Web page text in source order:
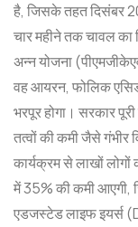
है, जिसके तहत दिसंबर
चार महीने तक चावल का
अन्न योजना
वह आयरन, फोलिक
भरपूर होगा। सरकार
तत्वों की कमी जैसे गंभीर
कार्यक्रम से लाखों
में 35% की कमी आएगी,
एडजस्टेड लाइफ इयर्स